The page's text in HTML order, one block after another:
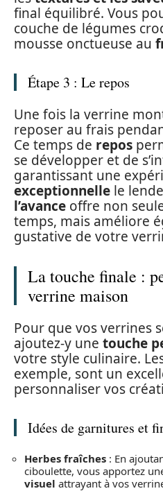
final équilibré. Vous
couche de légumes
mousse onctueuse au
Étape 3 : Le repos
Une fois la verrine
reposer au frais
Ce temps de repos
se développer et de
garantissant une
exceptionnelle le
l’avance offre non
temps, mais améliore
gustative de votre
La touche finale :
verrine maison
Pour que vos verrines
ajoutez-y une touche
votre style culinaire.
exemple, sont un
personnaliser vos
Idées de garnitures et
Herbes fraîches : En
ciboulette, vous apportez
visuel attrayant à vos